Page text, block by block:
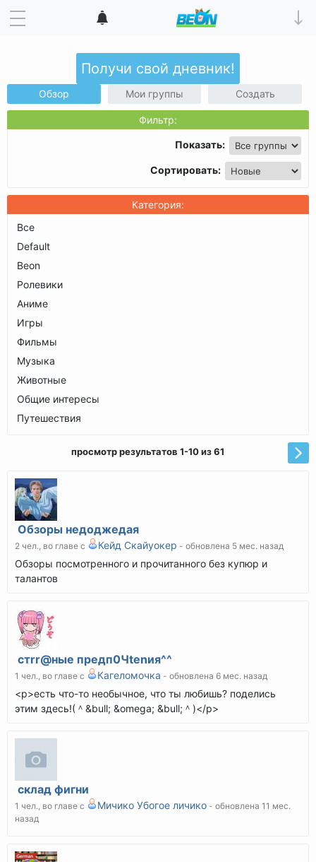
Получи свой дневник!
Мои группы
Показать:
Сортировать:
Все
Default
Beon
Ролевики
Аниме
Игры
Фильмы
Музыка
Животные
Общие интересы
Путешествия
просмотр результатов 1-10 из 61
Обзоры недоджедая
2 чел., во главе с Кейд Скайуокер - обновлена 5 мес. назад
Обзоры посмотренного и прочитанного без купюр и
талантов
cтrr@ные предп0Чtenия^^
1 чел., во главе с Кагеломочка - обновлена 6 мес. назад
<p>есть что-то необычное, что ты любишь? поделись
этим здесь!(＾&bull; &omega; &bull;＾)</p>
склад фигни
1 чел., во главе с Мичико Убогое личико - обновлена 11 мес.
назад